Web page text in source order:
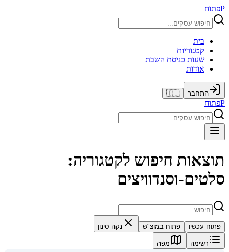
Pפתוח
בית
קטגוריות
שעות כניסת השבת
אודות
התחבר 🇮🇱
Pפתוח
תוצאות חיפוש לקטגוריה:
סלטים-וסנדוויצים
פתוח עכשיו פתוח במוצ"ש נקה סינון
רשימה מפה